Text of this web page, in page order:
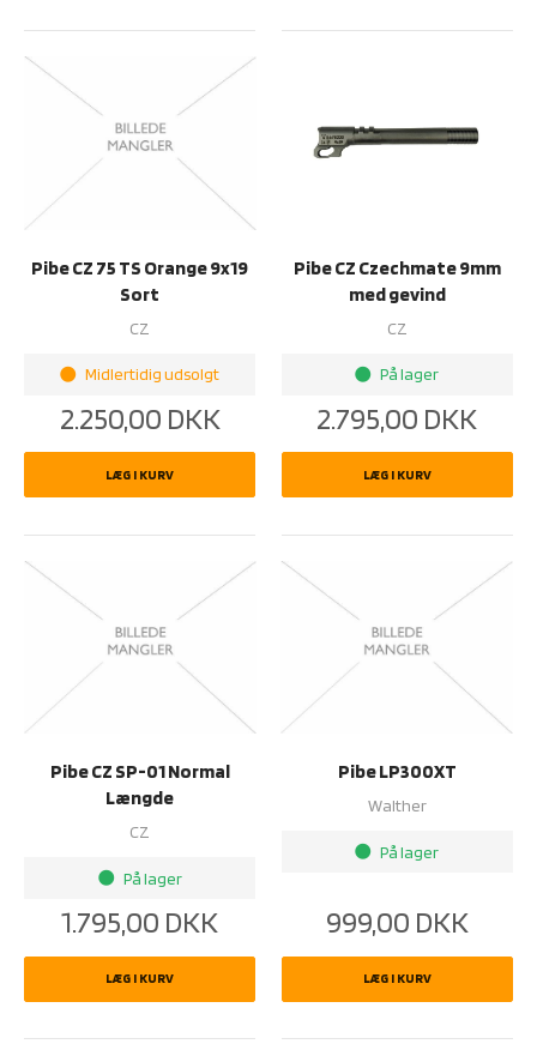
Pibe CZ 75 TS Orange 9x19
Sort
CZ
brightness_1 Midlertidig udsolgt
2.250,00 DKK
LÆG I KURV
Pibe CZ Czechmate 9mm
med gevind
CZ
brightness_1 På lager
2.795,00 DKK
LÆG I KURV
Pibe CZ SP-01 Normal
Længde
CZ
brightness_1 På lager
1.795,00 DKK
LÆG I KURV
Pibe LP300XT
Walther
brightness_1 På lager
999,00 DKK
LÆG I KURV